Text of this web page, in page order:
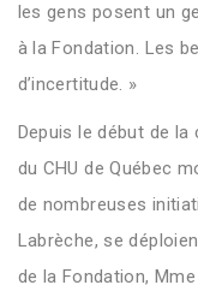
les gens posent un
à la Fondation. Les
d’incertitude. »
Depuis le début de la
du CHU de Québec
de nombreuses
Labrèche, se
de la Fondation,